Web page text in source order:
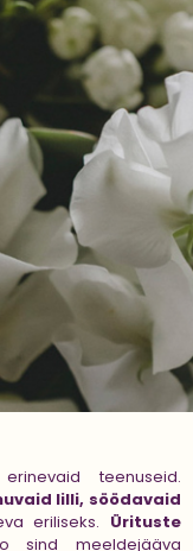
teenuseid.
lilli, söödavaid
eriliseks. Ürituste
sind meeldejääva